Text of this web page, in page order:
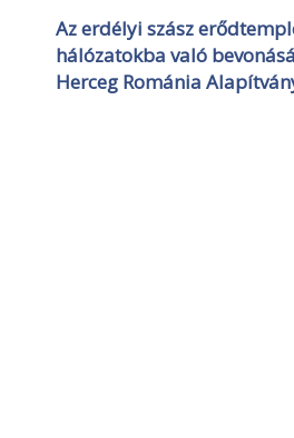
Az erdélyi szász
hálózatokba való
Herceg Románia